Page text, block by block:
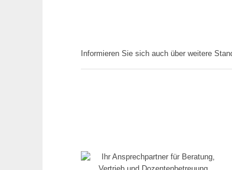
Informieren Sie sich auch über weitere